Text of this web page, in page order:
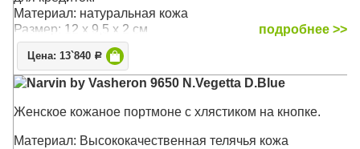
Материал: натуральная кожа
Размер: 12 х 9,5 х 2 см
подробнее >>
Цена: 13`840 Р
Narvin by Vasheron 9650 N.Vegetta D.Blue
Женское кожаное портмоне с хлястиком на кнопке.
Материал: Высококачественная телячья кожа